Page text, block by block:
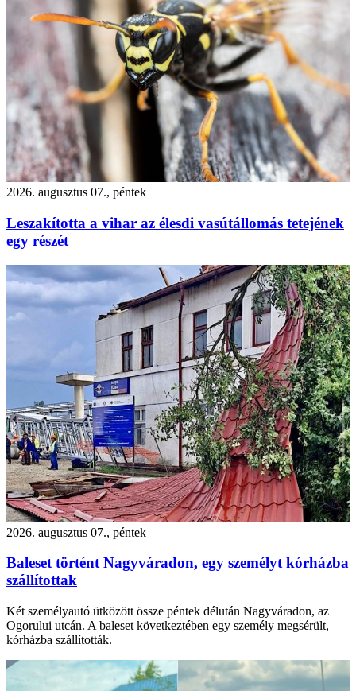
2026. augusztus 07., péntek
Leszakította a vihar az élesdi vasútállomás tetejének
egy részét
2026. augusztus 07., péntek
Baleset történt Nagyváradon, egy személyt kórházba
szállítottak
Két személyautó ütközött össze péntek délután Nagyváradon, az
Ogorului utcán. A baleset következtében egy személy megsérült,
kórházba szállították.